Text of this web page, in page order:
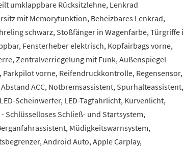
umklappbare Rücksitzlehne, Lenkrad
mit Memoryfunktion, Beheizbares Lenkrad,
schwarz, Stoßfänger in Wagenfarbe, Türgriffe
Fensterheber elektrisch, Kopfairbags vorne,
Zentralverriegelung mit Funk, Außenspiegel
vorne, Reifendruckkontrolle, Regensensor,
ACC, Notbremsassistent, Spurhalteassistent,
Scheinwerfer, LED-Tagfahrlicht, Kurvenlicht,
Schlüsselloses Schließ- und Startsystem,
Müdigkeitswarnsystem,
Android Auto, Apple Carplay,